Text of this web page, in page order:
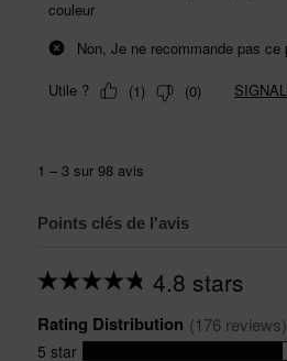
Points clés de l'avis
4.8 stars
Average
for
this
Rating Distribution (176 reviews)
5 star